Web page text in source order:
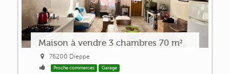
Maison à vendre 3 chambres 70 m²
76200 Dieppe
Proche commerces Garage